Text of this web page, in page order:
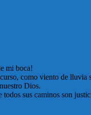
mi boca!
como viento de lluvia
Dios.
sus caminos son